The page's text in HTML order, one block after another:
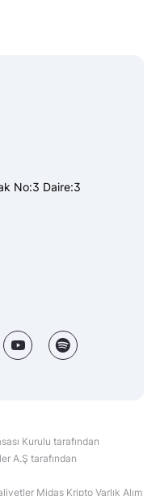
No:3 Daire:3
Kurulu tarafından
A.Ş tarafından
Midas Kripto Varlık Alım